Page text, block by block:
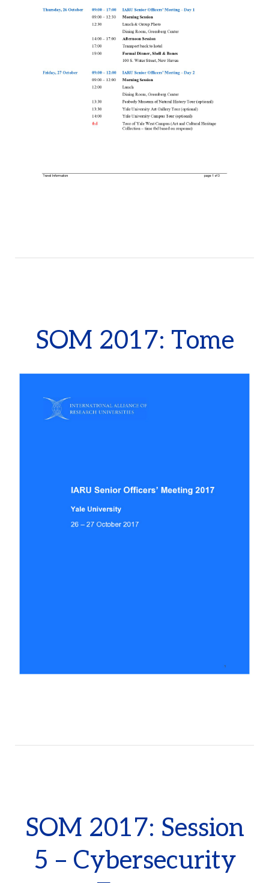
SOM 2017: Tome
SOM 2017: Session
5 – Cybersecurity